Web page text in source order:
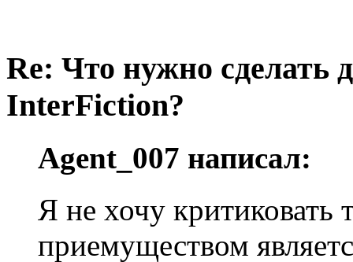
Re: Что нужно сделать
InterFiction?
Agent_007 написал:
Я не хочу критиковать
приемуществом